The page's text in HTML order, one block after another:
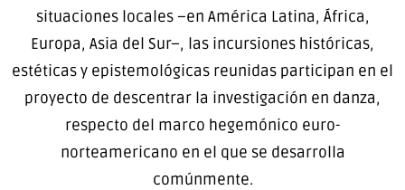
situaciones locales –en América Latina, África,
Europa, Asia del Sur–, las incursiones históricas,
estéticas y epistemológicas reunidas participan en el
proyecto de descentrar la investigación en danza,
respecto del marco hegemónico euro-
norteamericano en el que se desarrolla
comúnmente.